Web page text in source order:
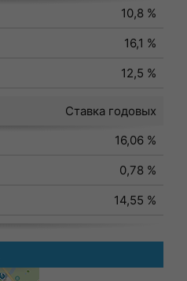
10,8 %
16,1 %
12,5 %
Ставка годовых
16,06 %
0,78 %
14,55 %